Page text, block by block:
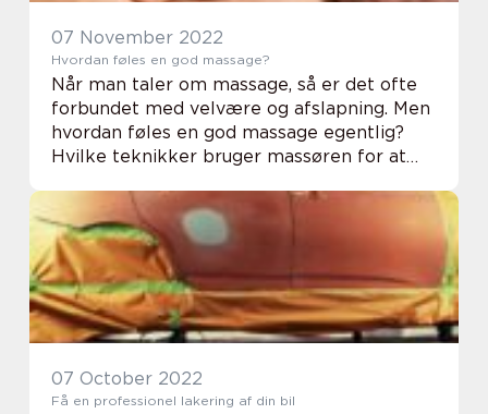
07 November 2022
Hvordan føles en god massage?
Når man taler om massage, så er det ofte
forbundet med velvære og afslapning. Men
hvordan føles en god massage egentlig?
Hvilke teknikker bruger massøren for at
massage findes der egentlig? Vi giver dig et
ov...
07 October 2022
Få en professionel lakering af din bil